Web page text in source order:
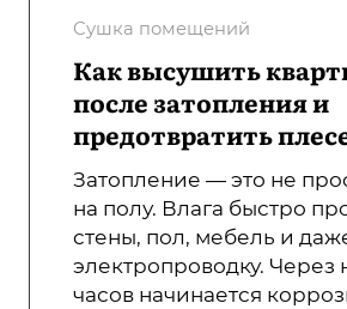
Сушка помещений
Как высушить
после затопления и
предотвратить
Затопление — это не
на полу. Влага быстро
стены, пол, мебель и
электропроводку. Через
часов начинается